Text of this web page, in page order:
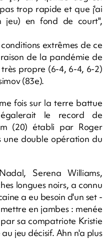
trop rapide et que j'ai
jeu) en fond de court",
extrêmes de ce
de la pandémie de
propre (6-4, 6-4, 6-2)
(83e).
fois sur la terre battue
le record de
(20) établi par Roger
une double opération du
Serena Williams,
longues noirs, a connu
a eu besoin d'un set -
en jambes : menée
sa compatriote Kristie
jeu décisif. Ahn n'a plus